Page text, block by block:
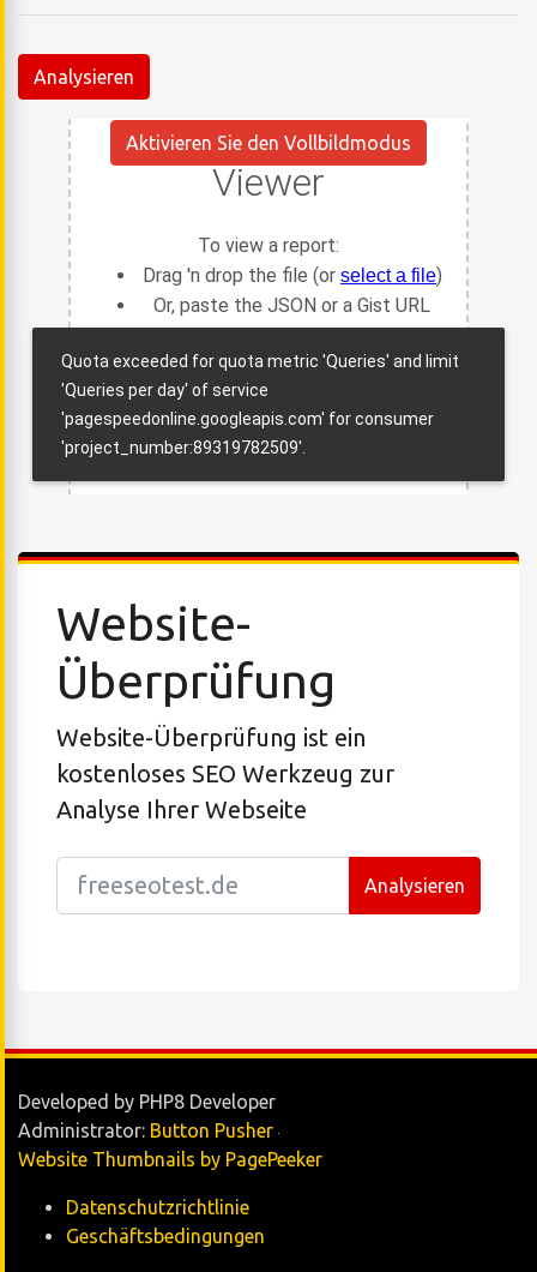
Analysieren
Aktivieren Sie den Vollbildmodus
Website-
Überprüfung
Website-Überprüfung ist ein
kostenloses SEO Werkzeug zur
Analyse Ihrer Webseite
Analysieren
Developed by PHP8 Developer
Administrator: Button Pusher
Website Thumbnails by PagePeeker
Datenschutzrichtlinie
Geschäftsbedingungen